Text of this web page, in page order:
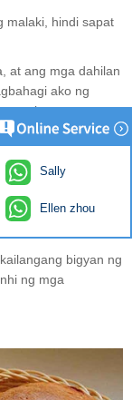
malaki, hindi sapat
at ang mga dahilan
ako ng
ng tinapay at
sa paggawa
para sa lahat
ito at binibigyan
upang
detalye ng
bigyan ng
ng mga
Sally
Ellen zhou